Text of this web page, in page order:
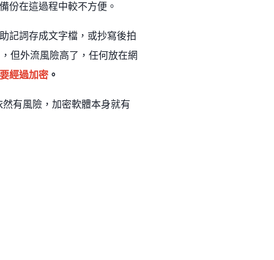
份在這過程中較不方便。
記詞存成文字檔，或抄寫後拍
但外流風險高了，任何放在網
經過加密 。
有風險，加密軟體本身就有